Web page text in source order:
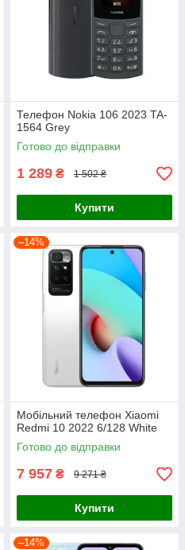
Телефон Nokia 106 2023 TA-
1564 Grey
Готово до відправки
1 289 ₴ 1 502 ₴
Купити
–14%
Мобільний телефон Xiaomi
Redmi 10 2022 6/128 White
Готово до відправки
7 957 ₴ 9 271 ₴
Купити
–14%